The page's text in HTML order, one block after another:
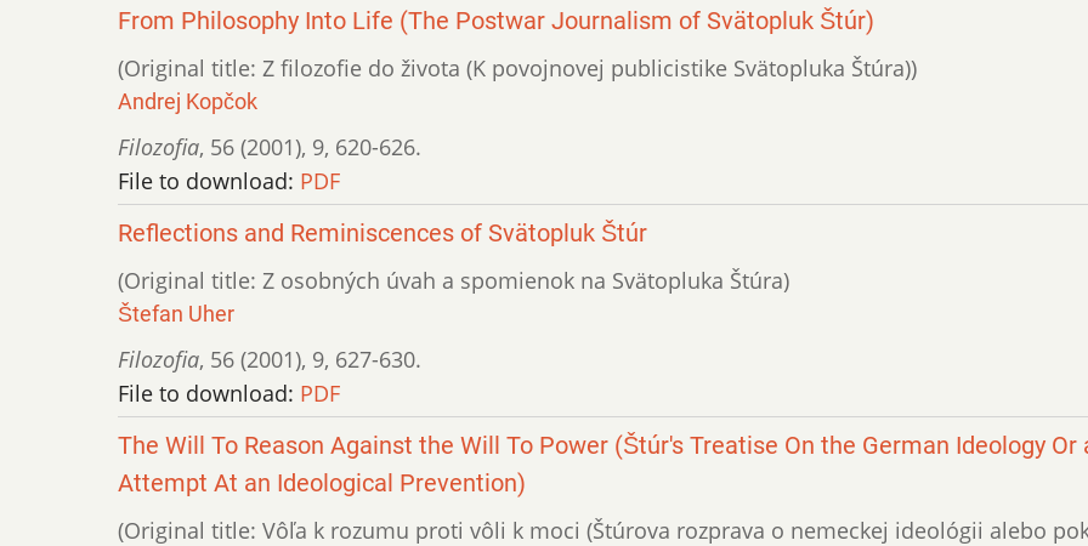
From Philosophy Into Life (The Postwar Journalism of Svätopluk Štúr)
(Original title: Z filozofie do života (K povojnovej publicistike Svätopluka Štúra))
Andrej Kopčok
Filozofia, 56 (2001), 9, 620-626.
File to download: PDF
Reflections and Reminiscences of Svätopluk Štúr
(Original title: Z osobných úvah a spomienok na Svätopluka Štúra)
Štefan Uher
Filozofia, 56 (2001), 9, 627-630.
File to download: PDF
The Will To Reason Against the Will To Power (Štúr's Treatise On the German Ideology Or
Attempt At an Ideological Prevention)
(Original title: Vôľa k rozumu proti vôli k moci (Štúrova rozprava o nemeckej ideológii alebo